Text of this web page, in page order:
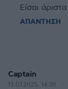
Είσαι
ΑΠΑΝΤΗΣΗ
Captain
15.07.2025, 14:30